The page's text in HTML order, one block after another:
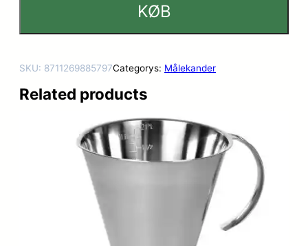
KØB
SKU: 8711269885797Categorys: Målekander
Related products